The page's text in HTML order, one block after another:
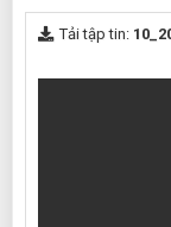
Tải tập tin: